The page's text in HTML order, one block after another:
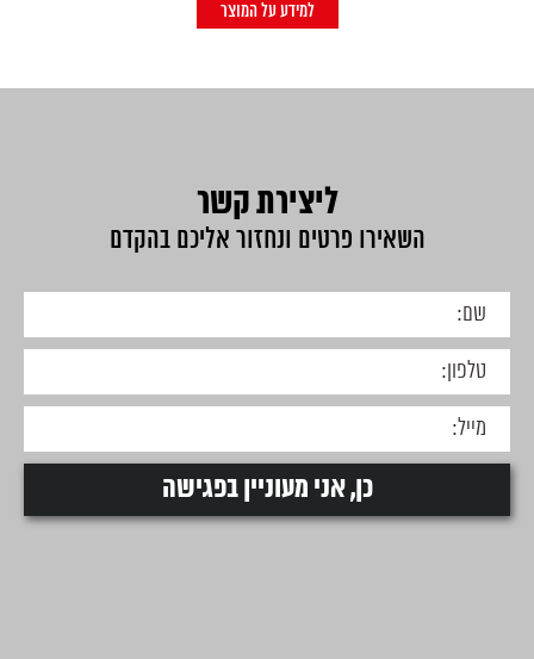
למידע על המוצר
ליצירת קשר
השאירו פרטים ונחזור אליכם בהקדם